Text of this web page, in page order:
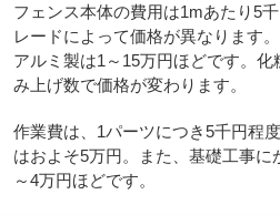
フェンス本体の費用は1mあたり5
レードによって価格が異なります
アルミ製は1～15万円ほどです。
み上げ数で価格が変わります。
作業費は、1パーツにつき5千円程
はおよそ5万円。また、基礎工事
～4万円ほどです。